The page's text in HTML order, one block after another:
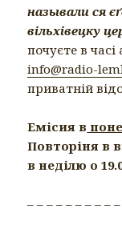
называли ся
вільхівецку
почуєте в
info@radio-
приватній
Емісия в
Повторіня в
в неділю о
– – – – – – – – –